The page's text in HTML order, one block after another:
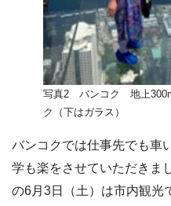
写真2 バンコク 地上
ク（下はガラス）
バンコクでは仕事先でも車
学も楽をさせていただきま
の6月3日（土）は市内観光